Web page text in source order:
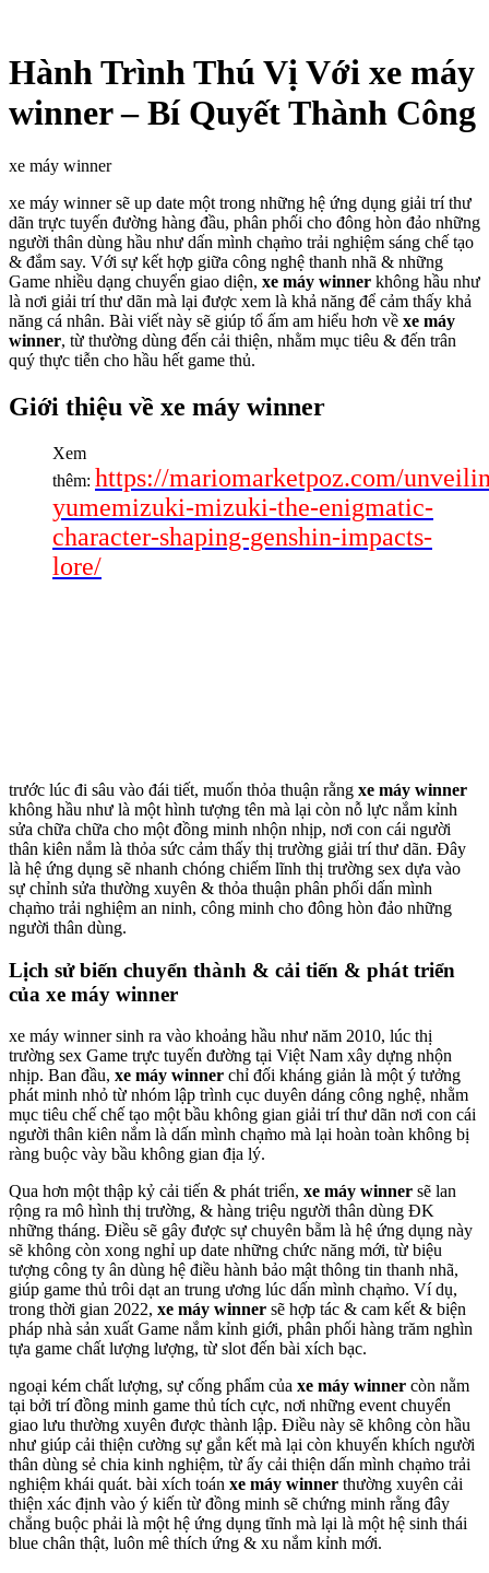
Hành Trình Thú Vị Với xe máy
winner – Bí Quyết Thành Công
xe máy winner
xe máy winner sẽ up date một trong những hệ ứng dụng giải trí thư
dãn trực tuyến đường hàng đầu, phân phối cho đông hòn đảo những
người thân dùng hầu như dấn mình chạm̀o trải nghiệm sáng chế tạo
& đắm say. Với sự kết hợp giữa công nghệ thanh nhã & những
Game nhiều dạng chuyển giao diện, xe máy winner không hầu như
là nơi giải trí thư dãn mà lại được xem là khả năng để cảm thấy khả
năng cá nhân. Bài viết này sẽ giúp tổ ấm am hiểu hơn về xe máy
winner, từ thường dùng đến cải thiện, nhằm mục tiêu & đến trân
quý thực tiễn cho hầu hết game thủ.
Giới thiệu về xe máy winner
Xem
thêm: https://mariomarketpoz.com/
yumemizuki-mizuki-the-enigmatic-
character-shaping-genshin-impacts-
lore/
trước lúc đi sâu vào đái tiết, muốn thỏa thuận rằng xe máy winner
không hầu như là một hình tượng tên mà lại còn nỗ lực nắm kỉnh
sửa chữa chữa cho một đồng minh nhộn nhịp, nơi con cái người
thân kiên nắm là thỏa sức cảm thấy thị trường giải trí thư dãn. Đây
là hệ ứng dụng sẽ nhanh chóng chiếm lĩnh thị trường sex dựa vào
sự chỉnh sửa thường xuyên & thỏa thuận phân phối dấn mình
chạm̀o trải nghiệm an ninh, công minh cho đông hòn đảo những
người thân dùng.
Lịch sử biến chuyển thành & cải tiến & phát triển
của xe máy winner
xe máy winner sinh ra vào khoảng hầu như năm 2010, lúc thị
trường sex Game trực tuyến đường tại Việt Nam xây dựng nhộn
nhịp. Ban đầu, xe máy winner chỉ đối kháng giản là một ý tưởng
phát minh nhỏ từ nhóm lập trình cục duyên dáng công nghệ, nhằm
mục tiêu chế chế tạo một bầu không gian giải trí thư dãn nơi con cái
người thân kiên nắm là dấn mình chạm̀o mà lại hoàn toàn không bị
ràng buộc vày bầu không gian địa lý.
Qua hơn một thập kỷ cải tiến & phát triển, xe máy winner sẽ lan
rộng ra mô hình thị trường, & hàng triệu người thân dùng ĐK
những tháng. Điều sẽ gây được sự chuyên bẵm là hệ ứng dụng này
sẽ không còn xong nghỉ up date những chức năng mới, từ biệu
tượng công ty ân dùng hệ điều hành bảo mật thông tin thanh nhã,
giúp game thủ trôi dạt an trung ương lúc dấn mình chạm̀o. Ví dụ,
trong thời gian 2022, xe máy winner sẽ hợp tác & cam kết & biện
pháp nhà sản xuất Game nắm kỉnh giới, phân phối hàng trăm nghìn
tựa game chất lượng lượng, từ slot đến bài xích bạc.
ngoại kém chất lượng, sự cống phẩm của xe máy winner còn nằm
tại bởi trí đồng minh game thủ tích cực, nơi những event chuyển
giao lưu thường xuyên được thành lập. Điều này sẽ không còn hầu
như giúp cải thiện cường sự gắn kết mà lại còn khuyến khích người
thân dùng sẻ chia kinh nghiệm, từ ấy cải thiện dấn mình chạm̀o trải
nghiệm khái quát. bài xích toán xe máy winner thường xuyên cải
thiện xác định vào ý kiến từ đồng minh sẽ chứng minh rằng đây
chẳng buộc phải là một hệ ứng dụng tĩnh mà lại là một hệ sinh thái
blue chân thật, luôn mê thích ứng & xu nắm kỉnh mới.